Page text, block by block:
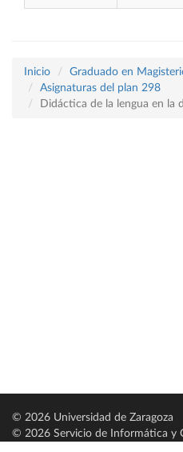
Inicio
Graduado en
Asignaturas del plan 298
Didáctica de la lengua en la
© 2026 Universidad de Zaragoza
© 2026 Servicio de Informática y